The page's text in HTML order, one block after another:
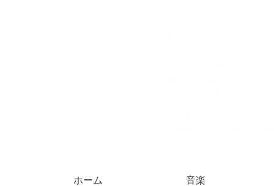
ホーム 音楽